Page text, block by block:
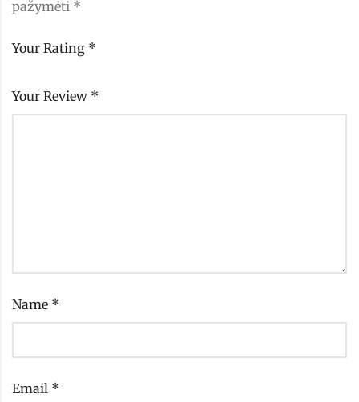
pažymėti *
Your Rating *
Your Review *
Name *
Email *